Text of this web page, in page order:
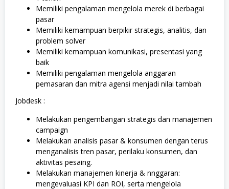
Memiliki pengalaman mengelola merek di berbagai
pasar
Memiliki kemampuan berpikir strategis, analitis, dan
problem solver
Memiliki kemampuan komunikasi, presentasi yang
baik
Memiliki pengalaman mengelola anggaran
pemasaran dan mitra agensi menjadi nilai tambah
Jobdesk :
Melakukan pengembangan strategis dan manajemen
campaign
Melakukan analisis pasar & konsumen dengan terus
menganalisis tren pasar, perilaku konsumen, dan
aktivitas pesaing.
Melakukan manajemen kinerja & nnggaran:
mengevaluasi KPI dan ROI, serta mengelola